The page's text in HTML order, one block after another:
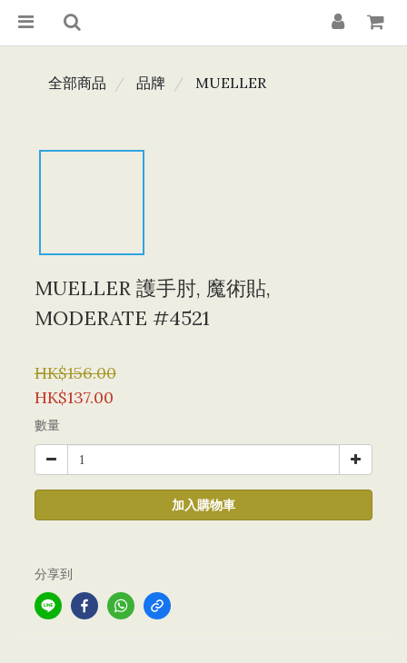
全部商品 品牌 MUELLER
MUELLER 護手肘, 魔術貼,
MODERATE #4521
HK$156.00
HK$137.00
數量
加入購物車
分享到